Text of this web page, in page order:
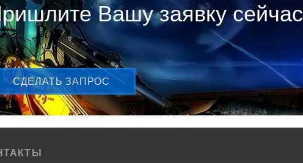
Вашу заявку сейчас
CДЕЛАТЬ ЗАПРОС